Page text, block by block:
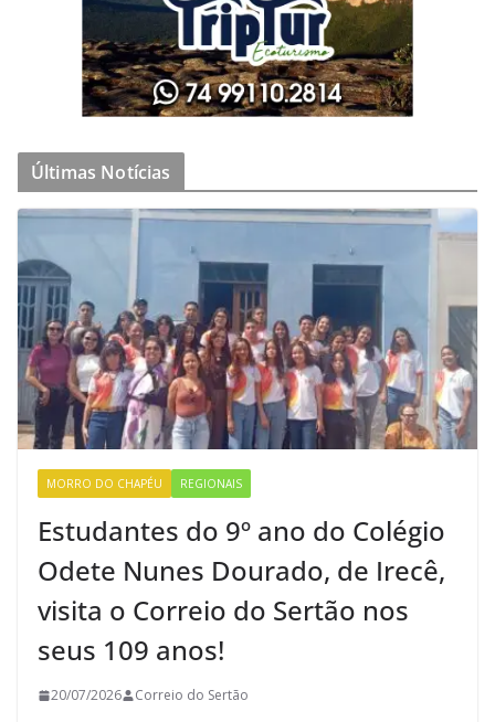
Últimas Notícias
MORRO DO CHAPÉU REGIONAIS
Estudantes do 9º ano do Colégio
Odete Nunes Dourado, de Irecê,
visita o Correio do Sertão nos
seus 109 anos!
20/07/2026 Correio do Sertão